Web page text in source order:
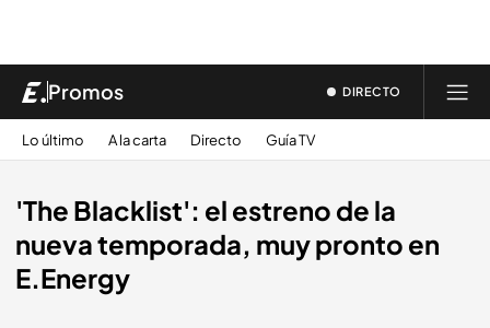
Promos DIRECTO
Lo último A la carta Directo Guía TV
'The Blacklist': el estreno de la
nueva temporada, muy pronto en
E.Energy